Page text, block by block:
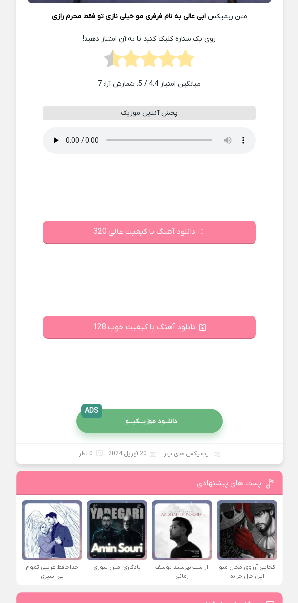
متن ریمیکسابی عالی به نام فرفری مو خیلی نازی تو فقط محرم رازی
روی یک ستاره کلیک کنید تا به آن امتیاز دهید!
میانگین امتیاز 4.4 / 5. شمارش آرا: 7
پخش آنلاین موزیک
دانلود آهنگ با کیفیت عالی 320
دانلود آهنگ با کیفیت خوب 128
دانلــود موزیــکیـــو
ADS
ریمیکس های برتر 20 آوریل 2024 0 نظر
پست های پیشنهادی
کجایی آرزوی محال منو
این حال خرابم
از شب بپرسید یوسف
زمانی
یادگاری امین سوری
خداحافظ غریبی تموم
بی اسیری